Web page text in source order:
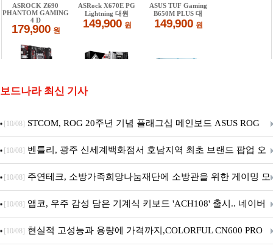
보드나라 최신 기사
[10/08] STCOM, ROG 20주년 기념 플래그십 메인보드 ASUS ROG
Crosshair X870E EDITION 20 국내 출시 예정
[10/08] 벤틀리, 광주 신세계백화점서 호남지역 최초 브랜드 팝업 오
픈
[10/08] 주연테크, 소방가족희망나눔재단에 소방관을 위한 게이밍 모
니터·스마트 펫 침대 기부
[10/08] 앱코, 우주 감성 담은 기계식 키보드 'ACH108' 출시.. 네이버
브랜드데이 기획전 진행
[10/08] 현실적 고성능과 용량에 가격까지,COLORFUL CN600 PRO